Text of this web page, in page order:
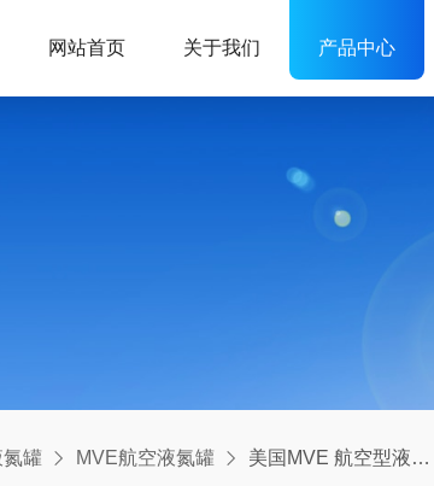
网站首页 关于我们 产品中心
氮罐 MVE航空液氮罐 美国MVE 航空型液氮罐CryoShipper SC4/3V